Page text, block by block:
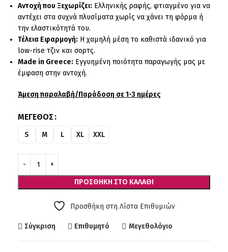
Αντοχή που Ξεχωρίζει: Ελληνικής ραφής, φτιαγμένο για να
αντέχει στα συχνά πλυσίματα χωρίς να χάνει τη φόρμα ή
την ελαστικότητά του.
Τέλεια Εφαρμογή: Η χαμηλή μέση το καθιστά ιδανικό για
low-rise τζιν και σορτς.
Made in Greece: Εγγυημένη ποιότητα παραγωγής μας με
έμφαση στην αντοχή.
Άμεση παραλαβή/Παράδοση σε 1-3 ημέρες
ΜΈΓΕΘΟΣ
S M L XL XXL
ΠΡΟΣΘΉΚΗ ΣΤΟ ΚΑΛΆΘΙ
Προσθήκη στη Λίστα Επιθυμιών
Σύγκριση Επιθυμητό Μεγεθολόγιο